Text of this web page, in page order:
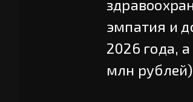
эмпатия и
2026 года,
млн